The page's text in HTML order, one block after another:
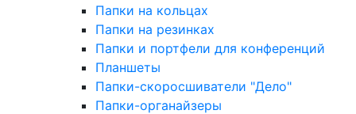
Папки на кольцах
Папки на резинках
Папки и портфели для конференций
Планшеты
Папки-скоросшиватели "Дело"
Папки-органайзеры